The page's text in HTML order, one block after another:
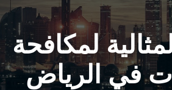
لمكافحة
في الرياض